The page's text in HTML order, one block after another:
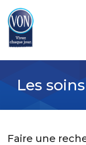
Les
Faire une